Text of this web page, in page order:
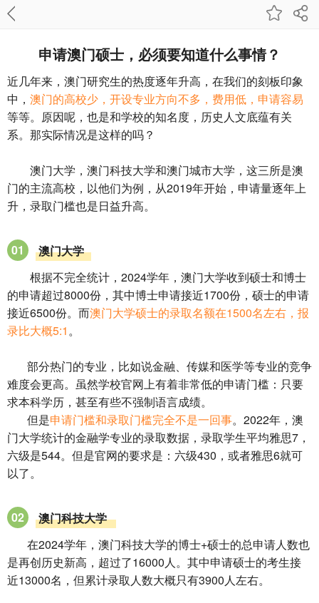
申请澳门硕士，必须要知道什么事情？
近几年来，澳门研究生的热度逐年升高，在我们的刻板印象
中， 澳门的高校少，开设专业方向不多，费用低，申请容易
等等。原因呢，也是和学校的知名度，历史人文底蕴有关
系。那实际情况是这样的吗？
澳门大学，澳门科技大学和澳门城市大学，这三所是澳
门的主流高校，以他们为例，从2019年开始，申请量逐年上
升，录取门槛也是日益升高。
01
澳门大学
根据不完全统计，2024学年，澳门大学收到硕士和博士
的申请超过8000份，其中博士申请接近1700份，硕士的申请
接近6500份。而澳门大学硕士的录取名额在1500名左右，报
录比大概5:1。
部分热门的专业，比如说金融、传媒和医学等专业的竞争
难度会更高。虽然学校官网上有着非常低的申请门槛：只要
求本科学历，甚至有些不强制语言成绩。
但是申请门槛和录取门槛完全不是一回事。2022年，澳
门大学统计的金融学专业的录取数据，录取学生平均雅思7，
六级是544。但是官网的要求是：六级430，或者雅思6就可
以了。
02
澳门科技大学
在2024学年，澳门科技大学的博士+硕士的总申请人数也
是再创历史新高，超过了16000人。其中申请硕士的考生接
近13000名，但累计录取人数大概只有3900人左右。